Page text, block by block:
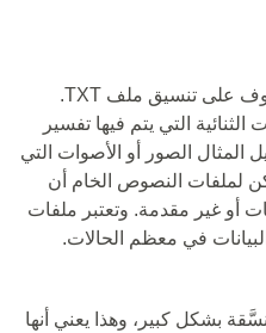
🔵 تنطبق تنظيم النصوص في صفوف على تنسيق ملف TXT.
التي يتم فيها تفسير
المثال الصور أو الأصوات التي
لملفات النصوص الخام أن
أو غير مقدمة. وتعتبر ملفات
في معظم الحالات.
بشكل كبير، وهذا يعني أنها